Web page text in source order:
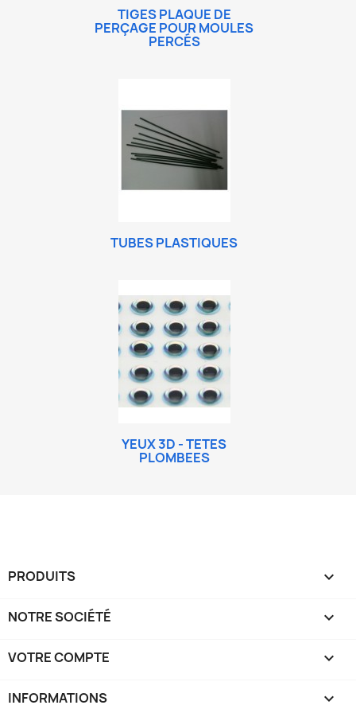
TIGES PLAQUE DE
PERÇAGE POUR MOULES
PERCÉS
TUBES PLASTIQUES
YEUX 3D - TETES
PLOMBEES
PRODUITS 
NOTRE SOCIÉTÉ 
VOTRE COMPTE 
INFORMATIONS keyboard_arrow_down